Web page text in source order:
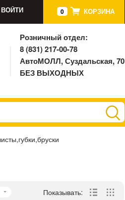
0 КОРЗИНА
ВОЙТИ
Розничный отдел:
8 (831) 217-00-78
АвтоМОЛЛ, Суздальская, 70
БЕЗ ВЫХОДНЫХ
Показывать: